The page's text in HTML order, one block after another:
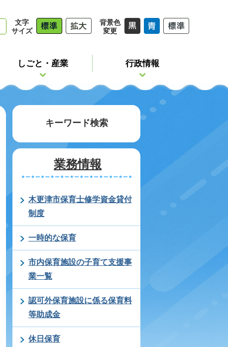
文字
サイズ
背景色
変更
しごと・産業 行政情報
キーワード検索
業務情報
木更津市保育士修学資金貸付
制度
一時的な保育
市内保育施設の子育て支援事
業一覧
認可外保育施設に係る保育料
等助成金
休日保育